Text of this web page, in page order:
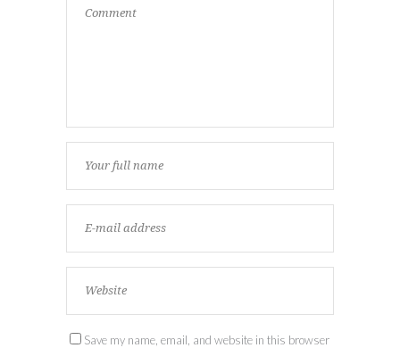
Save my name, email, and website in this browser